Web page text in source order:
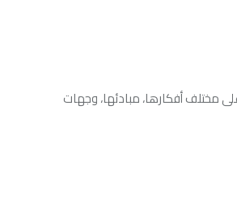
مختلف أفكارها، مبادئها، وجهات